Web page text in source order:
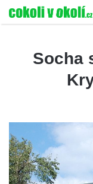
Socha